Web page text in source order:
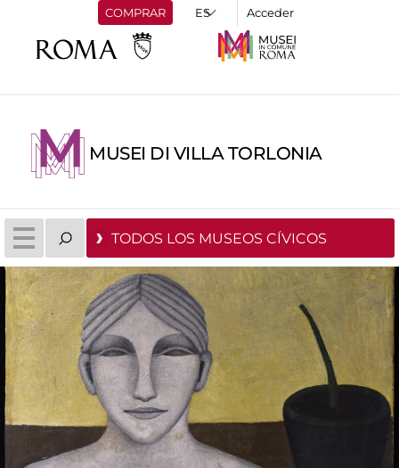
COMPRAR Acceder
MUSEI DI VILLA TORLONIA
TODOS LOS MUSEOS CÍVICOS